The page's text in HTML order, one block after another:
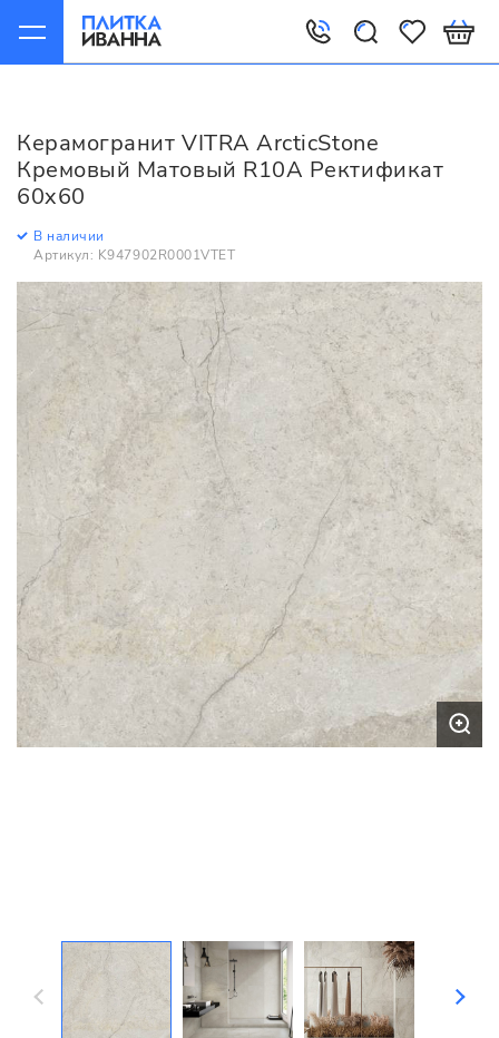
60x60
Керамогранит VITRA ArcticStone
Кремовый Матовый R10A Ректификат
60x60
В наличии
Артикул: K947902R0001VTET